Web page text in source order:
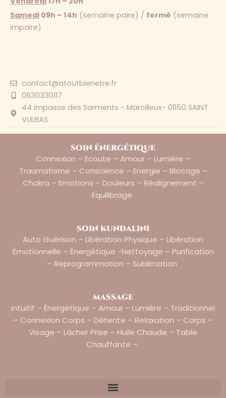
Samedi 09h – 14h (semaine paire) / fermé (semaine
impaire)
contact@atoutbienetre.fr
0630330117
44 impasse des Sarments - Marcilleux- 01150 SAINT
VULBAS
soin énergétique
Connexion – Ecoute – Amour – Lumière –
Traumatisme – Conscience – Energie – Blocage –
Chakra – Emotions – Douleurs – Réalignement –
Equilibrage
soin kundalini
Auto Guérison – Libération Physique – Libération
Émotionnelle – Énergétique -nettoyage – Purification
– Reprogrammation – Sublimation
massage
Intuitif – Énergétique – Amour – Lumière – Traditionnel
– Connexion Corps – Détente – Relaxation – Corps –
Visage – Lâcher Prise – Huile Chaude – Table
Chauffante –